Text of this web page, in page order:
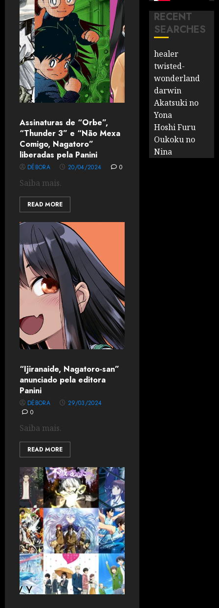
Assinaturas de “Orbe”,
“Thunder 3” e “Não Mexa
Comigo, Nagatoro”
liberadas pela Panini
DÉBORA 20/04/2024 0
Saiba mais.
READ MORE
“Ijiranaide, Nagatoro-san”
anunciado pela editora
Panini
DÉBORA
29/03/2024
0
Saiba mais.
READ MORE
RECENT
SEARCHES
healer
twisted-
wonderland
darwin
Akatsuki no
Yona
Hoshi Furu
Oukoku no
Nina